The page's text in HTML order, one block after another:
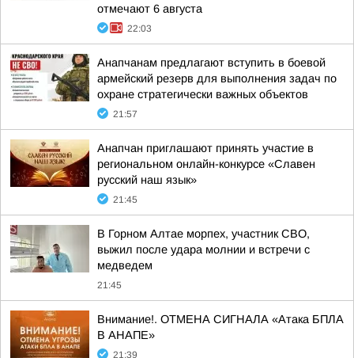
отмечают 6 августа
22:03
Анапчанам предлагают вступить в боевой
армейский резерв для выполнения задач по
охране стратегически важных объектов
21:57
Анапчан приглашают принять участие в
региональном онлайн-конкурсе «Славен
русский наш язык»
21:45
В Горном Алтае морпех, участник СВО,
выжил после удара молнии и встречи с
медведем
21:45
Внимание!. ОТМЕНА СИГНАЛА «Атака БПЛА
В АНАПЕ»
21:39